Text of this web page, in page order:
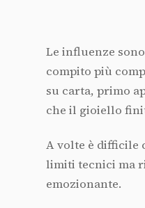
Le influenze
compito più
su carta, primo
che il gioiello
A volte è difficile
limiti tecnici ma
emozionante.